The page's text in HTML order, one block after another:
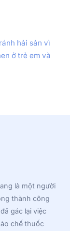
hải sản vì
ở trẻ em và
là một người
thành công
gác lại việc
chế thuốc